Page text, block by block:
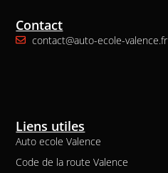
Liens utiles
Auto ecole Valence
Code de la route Valence
Contact
contact@auto-ecole-valence.fr